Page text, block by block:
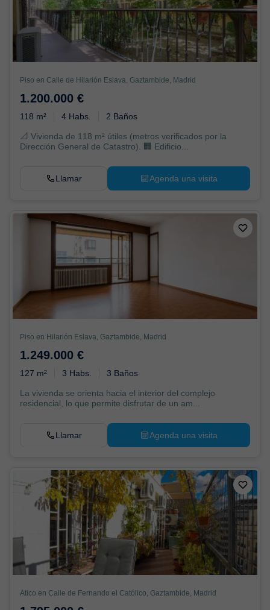
Piso en Calle de Hilarión Eslava, Gaztambide, Madrid
1.200.000 €
118 m² 4 Habs. 2 Baños
📐 Vivienda de 118 m² útiles (metros verificados por la
Dirección General de Catastro). 🏢 Edificio...
Llamar Agenda una visita
Piso en Hilarión Eslava, Gaztambide, Madrid
1.249.000 €
127 m² 3 Habs. 3 Baños
La vivienda se orienta hacia el interior del complejo
residencial, lo que permite disfrutar de un am...
Llamar Agenda una visita
Ático en Calle de Fernando el Católico, Gaztambide, Madrid